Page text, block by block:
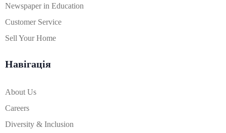
Newspaper in Education
Customer Service
Sell Your Home
Навігація
About Us
Careers
Diversity & Inclusion